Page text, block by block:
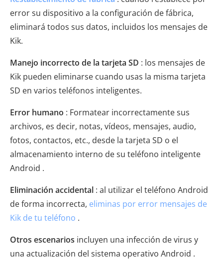
error su dispositivo a la configuración de fábrica,
eliminará todos sus datos, incluidos los mensajes de
Kik.
Manejo incorrecto de la tarjeta SD : los mensajes de
Kik pueden eliminarse cuando usas la misma tarjeta
SD en varios teléfonos inteligentes.
Error humano : Formatear incorrectamente sus
archivos, es decir, notas, vídeos, mensajes, audio,
fotos, contactos, etc., desde la tarjeta SD o el
almacenamiento interno de su teléfono inteligente
Android .
Eliminación accidental : al utilizar el teléfono Android
de forma incorrecta, eliminas por error mensajes de
Kik de tu teléfono .
Otros escenarios incluyen una infección de virus y
una actualización del sistema operativo Android .